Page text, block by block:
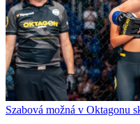
Szabová možná v Oktagonu